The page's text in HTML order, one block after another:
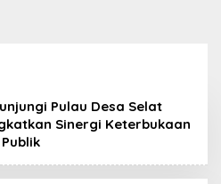
Pulau Desa Selat
Sinergi Keterbukaan